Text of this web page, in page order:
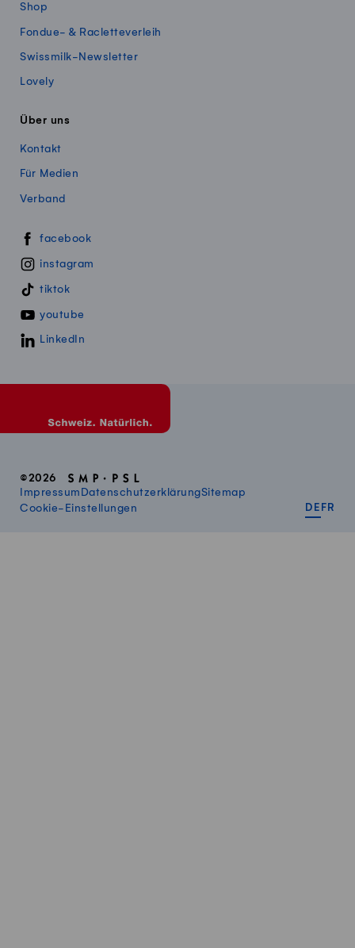
Shop
Fondue- & Racletteverleih
Swissmilk-Newsletter
Lovely
Über uns
Kontakt
Für Medien
Verband
Swissmillk auf Social Media
facebook
instagram
tiktok
youtube
LinkedIn
©2026
Impressum DatenschutzerklärungSitemap
Cookie-Einstellungen
DE FR